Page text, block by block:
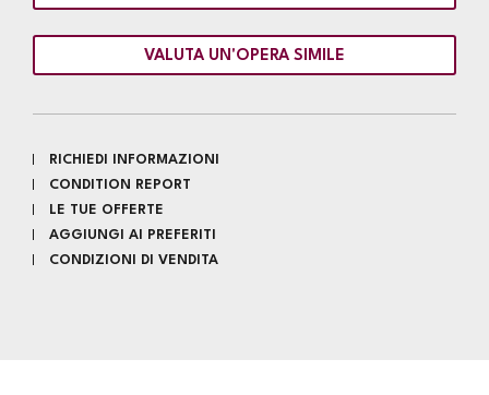
VALUTA UN'OPERA SIMILE
RICHIEDI INFORMAZIONI
CONDITION REPORT
LE TUE OFFERTE
AGGIUNGI AI PREFERITI
CONDIZIONI DI VENDITA